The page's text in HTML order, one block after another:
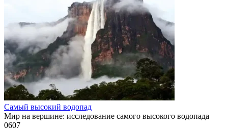
Самый высокий водопад
Мир на вершине: исследование самого высокого водопада
0607